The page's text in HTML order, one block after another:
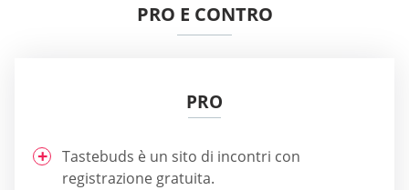
PRO E CONTRO
PRO
Tastebuds è un sito di incontri con
registrazione gratuita.